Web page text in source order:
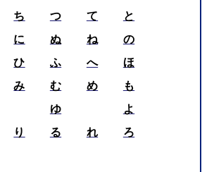
ち つ て
と
に ぬ ね
の
ひ ふ へ
ほ
み む め
も
ゆ
よ
り る れ
ろ